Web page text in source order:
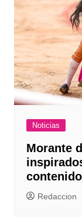
Noticias
Morante
Redaccion